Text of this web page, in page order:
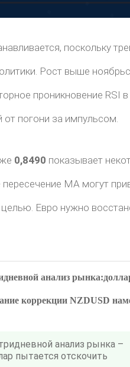
поскольку
Рост выше
проникновение RSI
от погони за импульсом.
0,8490 показывает
MA могут
Евро нужно
анализ
коррекции NZDUSD
анализ рынка –
пытается отскочить